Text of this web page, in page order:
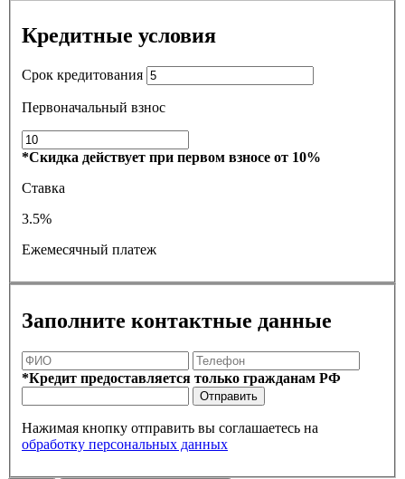
Кредитные условия
Срок кредитования
Первоначальный взнос
*Скидка действует при первом взносе от 10%
Ставка
3.5%
Ежемесячный платеж
Заполните контактные данные
*Кредит предоставляется только гражданам РФ
Отправить
Нажимая кнопку отправить вы соглашаетесь на
обработку персональных данных